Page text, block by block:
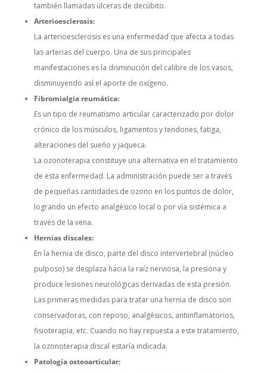
también llamadas úlceras de decúbito.
Arterioesclerosis:
La arterioesclerosis es una enfermedad que afecta a todas
las arterias del cuerpo. Una de sus principales
manifestaciones es la disminución del calibre de los vasos,
disminuyendo así el aporte de oxígeno.
Fibromialgia reumática:
Es un tipo de reumatismo articular caracterizado por dolor
crónico de los músculos, ligamentos y tendones, fatiga,
alteraciones del sueño y jaqueca.
La ozonoterapia constituye una alternativa en el tratamiento
de esta enfermedad. La administración puede ser a través
de pequeñas cantidades de ozono en los puntos de dolor,
logrando un efecto analgésico local o por vía sistémica a
través de la vena.
Hernias discales:
En la hernia de disco, parte del disco intervertebral (núcleo
pulposo) se desplaza hacia la raíz nerviosa, la presiona y
produce lesiones neurológicas derivadas de esta presión.
Las primeras medidas para tratar una hernia de disco son
conservadoras, con reposo, analgésicos, antiinflamatorios,
fisioterapia, etc. Cuando no hay repuesta a este tratamiento,
la ozonoterapia discal estaría indicada.
Patología osteoarticular: